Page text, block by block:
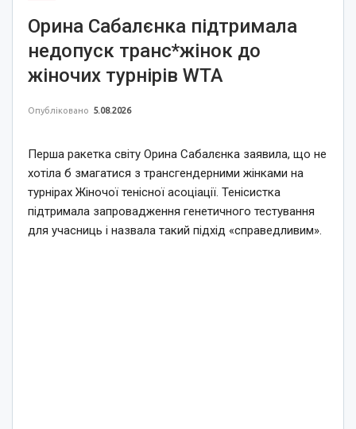
Орина Сабалєнка підтримала
недопуск транс*жінок до
жіночих турнірів WTA
Опубліковано 5.08.2026
Перша ракетка світу Орина Сабалєнка заявила, що не
хотіла б змагатися з трансгендерними жінками на
турнірах Жіночої тенісної асоціації. Тенісистка
підтримала запровадження генетичного тестування
для учасниць і назвала такий підхід «справедливим».